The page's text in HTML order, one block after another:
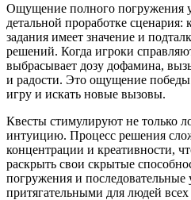
Ощущение полного погружения
детальной проработке сценария:
задания имеет значение и
решений. Когда игроки
выбрасывает дозу дофамина,
и радости. Это ощущение
игру и искать новые вызовы.
Квесты стимулируют не только
интуицию. Процесс решения
концентрации и креативности,
раскрыть свои скрытые
погружения и последовательные
притягательными для людей всех